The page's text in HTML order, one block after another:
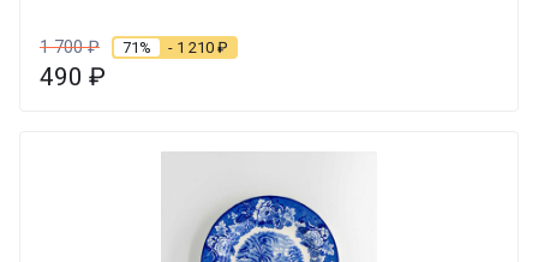
1 700₽ 71% - 1 210 ₽
490 ₽